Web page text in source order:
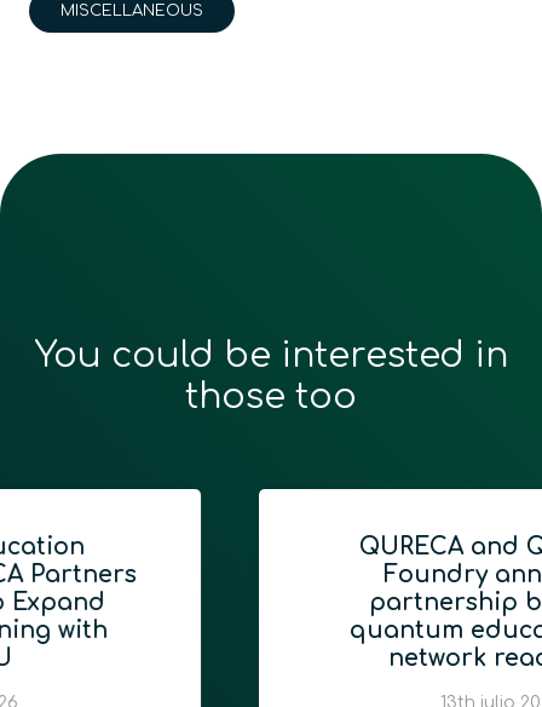
MISCELLANEOUS
You could be interested in
those too
QURECA and Quantum
Foundry announce
partnership bridging
quantum education and